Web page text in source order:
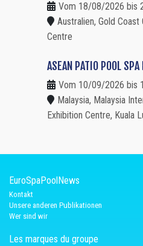
Vom 18/08/2026 bis
Australien, Gold
Centre
ASEAN PATIO POOL SPA
Vom 10/09/2026 bis
Malaysia, Malaysia
Exhibition Centre, Kuala
EuroSpaPoolNews
Kontakt
Unsere anderen Publikationen
Wer sind wir
Les marques du groupe